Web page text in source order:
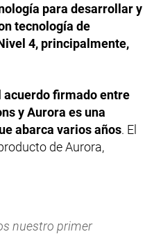
para desarrollar y
tecnología de
4, principalmente,
acuerdo firmado entre
y Aurora es una
abarca varios años. El
de Aurora,
nuestro primer